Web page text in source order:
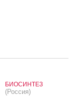
БИОСИНТЕЗ
(Россия)